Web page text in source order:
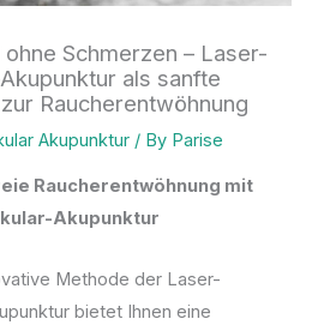
ohne Schmerzen – Laser-
als sanfte
Raucherentwöhnung
Akupunktur / By Parise
Raucherentwöhnung mit
Akupunktur
Methode der Laser-
bietet Ihnen eine